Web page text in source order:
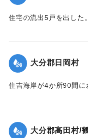
住宅の流出5戸を出した。
｜固有コード:00481051
大分郡日岡村
住吉海岸が4か所90間に
大分郡高田村/